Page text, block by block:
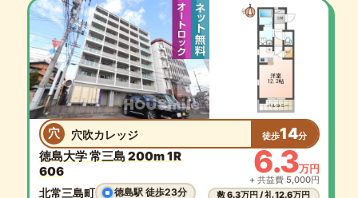
穴 穴吹カレッジ 徒歩14分
徳島大学 常三島 200m 1R
606
北常三島町 徳島駅 徒歩23分
6.3万円
+ 共益費 5,000円
敷 6.3万円 / 礼 12.6万円